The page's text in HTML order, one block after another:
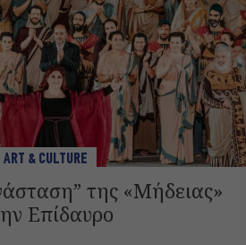
ART & CULTURE
της «Μήδειας»
Επίδαυρο